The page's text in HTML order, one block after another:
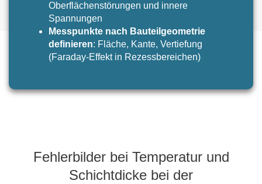
Oberflächenstörungen und innere
Spannungen
Messpunkte nach Bauteilgeometrie
definieren: Fläche, Kante, Vertiefung
(Faraday-Effekt in Rezessbereichen)
Fehlerbilder bei Temperatur und
Schichtdicke bei der